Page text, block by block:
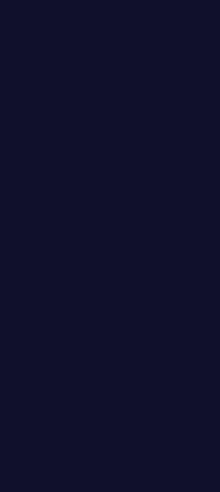
от 26 декабря
применении судами
права и
Суда
вопросах,
Суда РФ
Конституции
Суда